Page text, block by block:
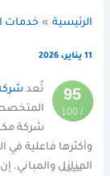
الرئيسية خدمات
11 يناير، 2026
95
/ 100
نتيجة
تُعد
شركة
وأكثرها فاعلية
المنازل